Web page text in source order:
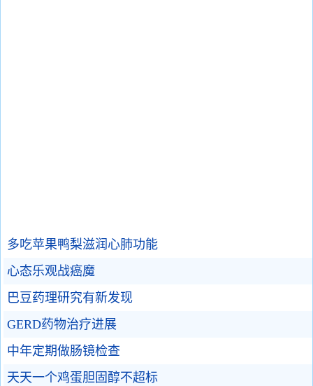
多吃苹果鸭梨滋润心肺功能
心态乐观战癌魔
巴豆药理研究有新发现
GERD药物治疗进展
中年定期做肠镜检查
天天一个鸡蛋胆固醇不超标